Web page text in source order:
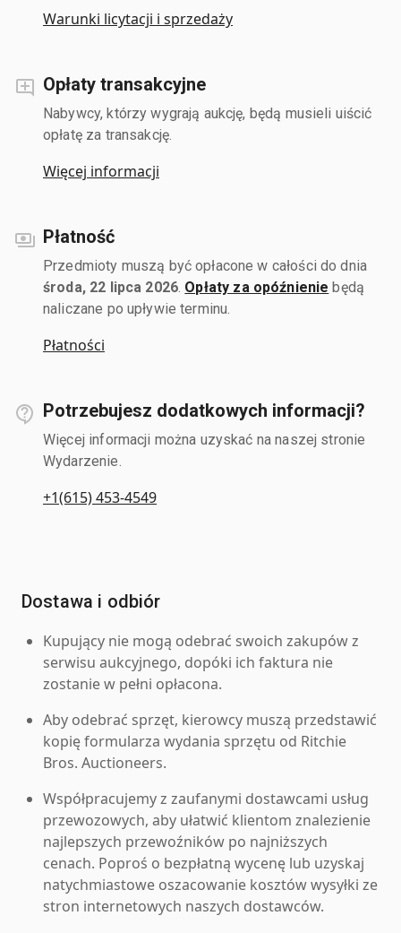
Warunki licytacji i sprzedaży
Opłaty transakcyjne
Nabywcy, którzy wygrają aukcję, będą musieli uiścić
opłatę za transakcję.
Więcej informacji
Płatność
Przedmioty muszą być opłacone w całości do dnia
środa, 22 lipca 2026 Opłaty za opóźnienie będą
naliczane po upływie terminu.
Płatności
Potrzebujesz dodatkowych informacji?
Więcej informacji można uzyskać na naszej stronie
Wydarzenie.
+1(615) 453-4549
Dostawa i odbiór
Kupujący nie mogą odebrać swoich zakupów z
serwisu aukcyjnego, dopóki ich faktura nie
zostanie w pełni opłacona.
Aby odebrać sprzęt, kierowcy muszą przedstawić
kopię formularza wydania sprzętu od Ritchie
Bros. Auctioneers.
Współpracujemy z zaufanymi dostawcami usług
przewozowych, aby ułatwić klientom znalezienie
najlepszych przewoźników po najniższych
cenach. Poproś o bezpłatną wycenę lub uzyskaj
natychmiastowe oszacowanie kosztów wysyłki ze
stron internetowych naszych dostawców.